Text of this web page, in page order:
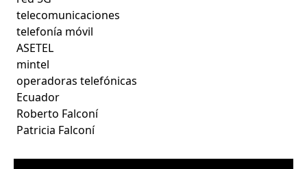
telecomunicaciones
telefonía móvil
ASETEL
mintel
operadoras telefónicas
Ecuador
Roberto Falconí
Patricia Falconí